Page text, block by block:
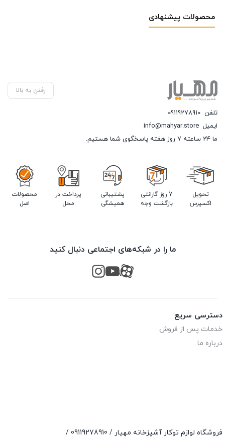
محصولات پیشنهادی
رفتن به بالا
تلفن 09119278910
ایمیل info@mahyar.store
ما 24 ساعته 7 روز هفته پاسخگوی شما هستیم.
تحویل
اکسپرس
7 روز گارانتی
بازگشت وجه
پشتیبانی
همیشگی
پرداخت در
محل
محصولات
اصل
ما را در شبکه‌های اجتماعی دنبال کنید
دسترسی سریع
خدمات پس از فروش
درباره ما
فروشگاه لوازم توکار آشپزخانه مهیار / 09119278910
/